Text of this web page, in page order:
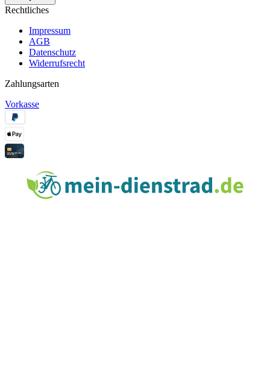
Rechtliches
Impressum
AGB
Datenschutz
Widerrufsrecht
Zahlungsarten
Vorkasse